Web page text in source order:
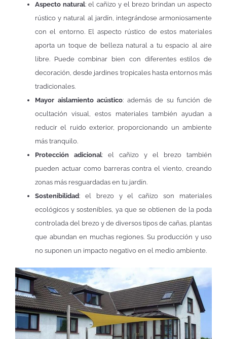
Aspecto natural: el cañizo y el brezo brindan un aspecto
rústico y natural al jardín, integrándose armoniosamente
con el entorno. El aspecto rústico de estos materiales
aporta un toque de belleza natural a tu espacio al aire
libre. Puede combinar bien con diferentes estilos de
decoración, desde jardines tropicales hasta entornos más
tradicionales.
Mayor aislamiento acústico: además de su función de
ocultación visual, estos materiales también ayudan a
reducir el ruido exterior, proporcionando un ambiente
más tranquilo.
Protección adicional: el cañizo y el brezo también
pueden actuar como barreras contra el viento, creando
zonas más resguardadas en tu jardín.
Sostenibilidad: el brezo y el cañizo son materiales
ecológicos y sostenibles, ya que se obtienen de la poda
controlada del brezo y de diversos tipos de cañas, plantas
que abundan en muchas regiones. Su producción y uso
no suponen un impacto negativo en el medio ambiente.